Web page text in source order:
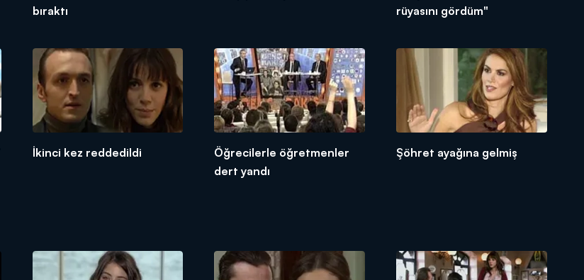
bıraktı
rüyasını gördüm"
İkinci kez reddedildi
Öğrecilerle öğretmenler
dert yandı
Şöhret ayağına gelmiş